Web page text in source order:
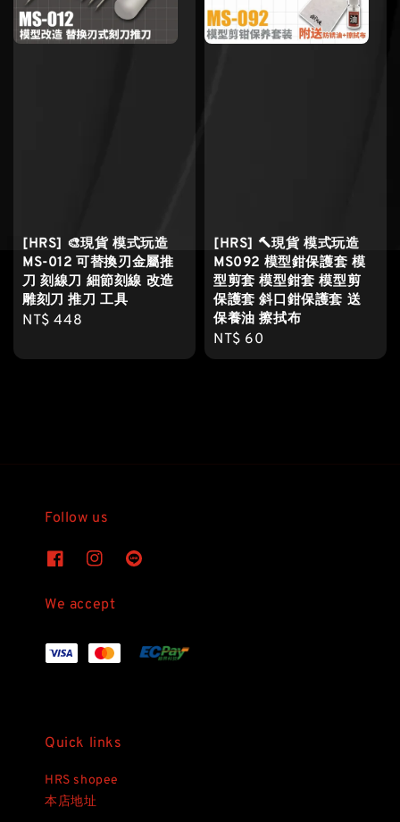
[HRS] 🎨現貨 模式玩造
MS-012 可替換刃金屬推
刀 刻線刀 細節刻線 改造
雕刻刀 推刀 工具
Regular
NT$ 448
[HRS] 🔨現貨 模式玩造
MS092 模型鉗保護套 模
型剪套 模型鉗套 模型剪
保護套 斜口鉗保護套 送
保養油 擦拭布
Regular
price
NT$ 60
Follow us
We accept
Quick links
HRS shopee
本店地址